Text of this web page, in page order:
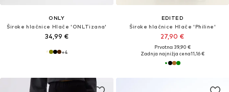
ONLY
Široke hlačnice Hlače 'ONLTizana'
34,99 €
+4
EDITED
Široke hlačnice Hlače 'Philine'
27,90 €
Prvotno: 39,90 €
Zadnja najnižja cena11,16 €